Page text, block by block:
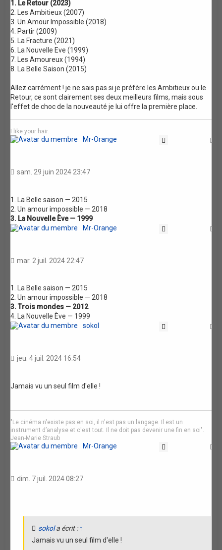
1. Le Retour (2023)
2. Les Ambitieux (2007)
3. Un Amour Impossible (2018)
4. Partir (2009)
5. La Fracture (2021)
6. La Nouvelle Eve (1999)
7. Les Amoureux (1994)
8. La Belle Saison (2015)
Allez carrément ! je ne sais pas si je préfère les Ambitieux ou le
Retour, ce sont clairement ses deux meilleurs films, mais sous
l'effet de choc de la nouveauté je lui offre la première place.
I like your hair.
Mr-Orange
sam. 29 juin 2024 23:47
1. La Belle saison — 2015
2. Un amour impossible — 2018
3. La Nouvelle Ève — 1999
Mr-Orange
mar. 2 juil. 2024 22:47
1. La Belle saison — 2015
2. Un amour impossible — 2018
3. Trois mondes — 2012
4. La Nouvelle Ève — 1999
sokol
jeu. 4 juil. 2024 16:54
Jamais vu un seul film d'elle !
"Le cinéma n'existe pas en soi, il n'est pas un langage. Il est un
instrument d’analyse et c'est tout. Il ne doit pas devenir une fin en soi".
Jean-Marie Straub
Mr-Orange
dim. 7 juil. 2024 08:27
sokola écrit : ↑
Jamais vu un seul film d'elle !